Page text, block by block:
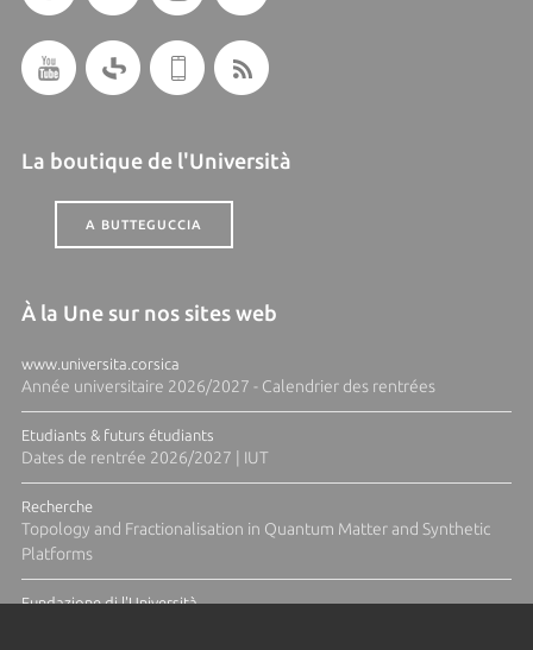
La boutique de l'Università
A BUTTEGUCCIA
À la Une sur nos sites web
www.universita.corsica
Année universitaire 2026/2027 - Calendrier des rentrées
Etudiants & futurs étudiants
Dates de rentrée 2026/2027 | IUT
Recherche
Topology and Fractionalisation in Quantum Matter and Synthetic
Platforms
Fundazione di l'Università